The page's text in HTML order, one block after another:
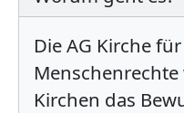
Die AG Kirche
Kirchen das